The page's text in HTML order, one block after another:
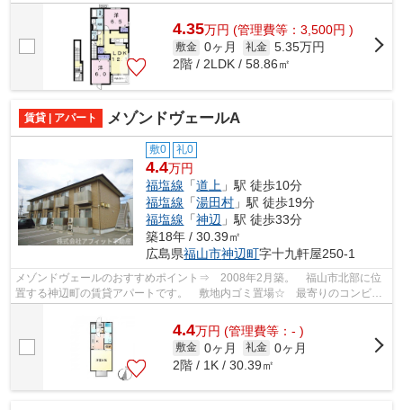
多い方でも荷物を受け取ることができ...
4.35万円 (管理費等：3,500円 )
敷金 0ヶ月 礼金 5.35万円
2階 / 2LDK / 58.86㎡
賃貸 | アパート メゾンドヴェールA
敷0 礼0
4.4万円
福塩線 「道上 」駅 徒歩10分
福塩線 「湯田村 」駅 徒歩19分
福塩線 「神辺 」駅 徒歩33分
築18年 / 30.39㎡
広島県福山市神辺町字十九軒屋250-1
メゾンドヴェールのおすすめポイント⇒ 2008年2月築。 福山市北部に位
置する神辺町の賃貸アパートです。 敷地内ゴミ置場☆ 最寄りのコンビニ
4.4万円 (管理費等：- )
敷金 0ヶ月 礼金 0ヶ月
2階 / 1K / 30.39㎡